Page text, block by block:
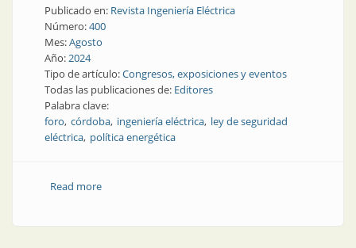
Publicado en: Revista Ingeniería Eléctrica
Número:400
Mes:Agosto
Año:2024
Tipo de artículo:Congresos, exposiciones y eventos
Todas las publicaciones de: Editores
Palabra clave:
foro córdoba ingeniería eléctrica ley de seguridad
eléctrica política energética
Read moreabout Gran interés por el Foro de Ingeniería Eléctrica